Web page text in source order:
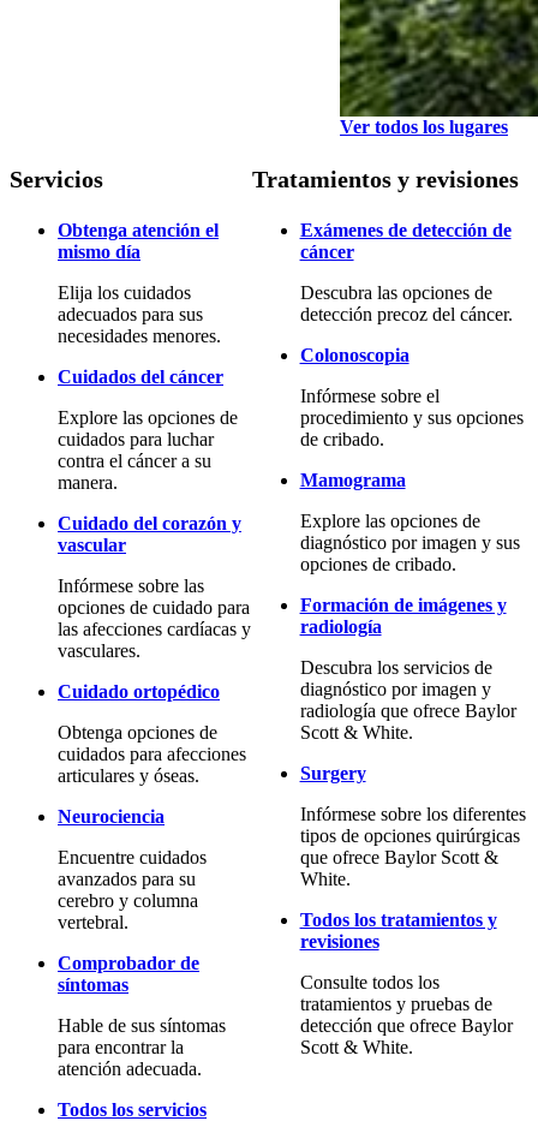
Ver todos los lugares
Servicios
Obtenga atención el
mismo día
Elija los cuidados
adecuados para sus
necesidades menores.
Cuidados del cáncer
Explore las opciones de
cuidados para luchar
contra el cáncer a su
manera.
Cuidado del corazón y
vascular
Infórmese sobre las
opciones de cuidado para
las afecciones cardíacas y
vasculares.
Cuidado ortopédico
Obtenga opciones de
cuidados para afecciones
articulares y óseas.
Neurociencia
Encuentre cuidados
avanzados para su
cerebro y columna
vertebral.
Comprobador de
síntomas
Hable de sus síntomas
para encontrar la
atención adecuada.
Todos los servicios
Tratamientos y revisiones
Exámenes de detección de
cáncer
Descubra las opciones de
detección precoz del cáncer.
Colonoscopia
Infórmese sobre el
procedimiento y sus opciones
de cribado.
Mamograma
Explore las opciones de
diagnóstico por imagen y sus
opciones de cribado.
Formación de imágenes y
radiología
Descubra los servicios de
diagnóstico por imagen y
radiología que ofrece Baylor
Scott & White.
Surgery
Infórmese sobre los diferentes
tipos de opciones quirúrgicas
que ofrece Baylor Scott &
White.
Todos los tratamientos y
revisiones
Consulte todos los
tratamientos y pruebas de
detección que ofrece Baylor
Scott & White.